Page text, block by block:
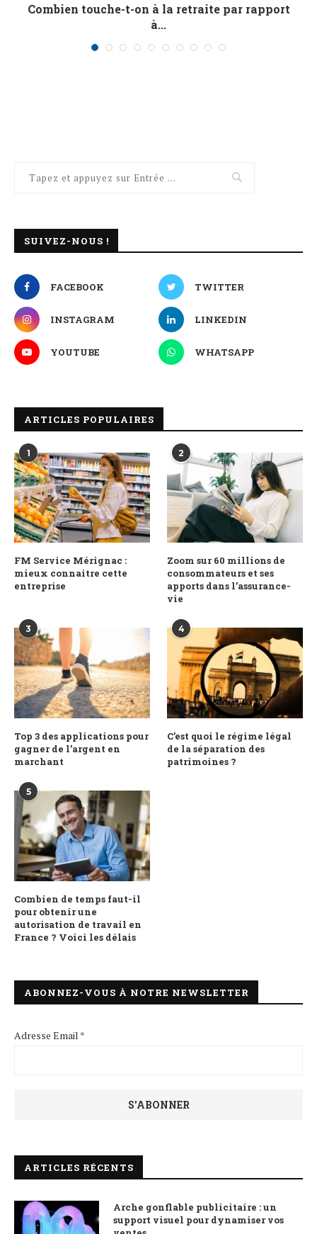
Combien touche-t-on à la retraite par rapport
à...
SUIVEZ-NOUS !
FACEBOOK TWITTER
INSTAGRAM LINKEDIN
YOUTUBE WHATSAPP
ARTICLES POPULAIRES
1
FM Service Mérignac :
mieux connaitre cette
entreprise
2
Zoom sur 60 millions de
consommateurs et ses
apports dans l’assurance-
vie
3
Top 3 des applications pour
gagner de l’argent en
marchant
4
C’est quoi le régime légal
de la séparation des
patrimoines ?
5
Combien de temps faut-il
pour obtenir une
autorisation de travail en
France ? Voici les délais
ABONNEZ-VOUS À NOTRE NEWSLETTER
Adresse Email *
ARTICLES RÉCENTS
Arche gonflable publicitaire : un
support visuel pour dynamiser vos